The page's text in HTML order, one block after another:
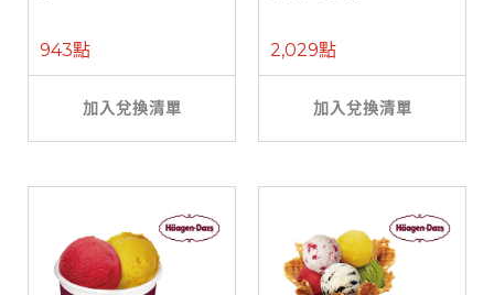
943點
加入兌換清單
2,029點
加入兌換清單